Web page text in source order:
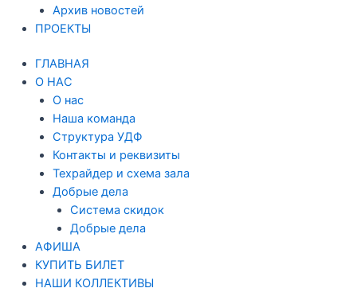
Архив новостей
ПРОЕКТЫ
ГЛАВНАЯ
О НАС
О нас
Наша команда
Структура УДФ
Контакты и реквизиты
Техрайдер и схема зала
Добрые дела
Система скидок
Добрые дела
АФИША
КУПИТЬ БИЛЕТ
НАШИ КОЛЛЕКТИВЫ